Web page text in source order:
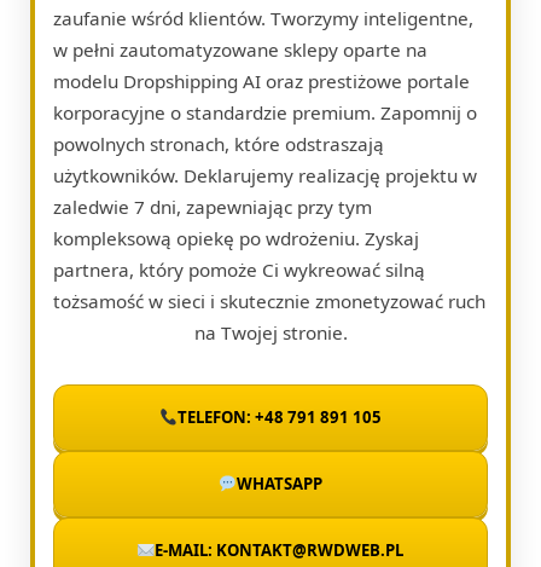
zaufanie wśród klientów. Tworzymy inteligentne,
w pełni zautomatyzowane sklepy oparte na
modelu Dropshipping AI oraz prestiżowe portale
korporacyjne o standardzie premium. Zapomnij o
powolnych stronach, które odstraszają
użytkowników. Deklarujemy realizację projektu w
zaledwie 7 dni, zapewniając przy tym
kompleksową opiekę po wdrożeniu. Zyskaj
partnera, który pomoże Ci wykreować silną
tożsamość w sieci i skutecznie zmonetyzować ruch
na Twojej stronie.
TELEFON: +48 791 891 105
WHATSAPP
E-MAIL: KONTAKT@RWDWEB.PL